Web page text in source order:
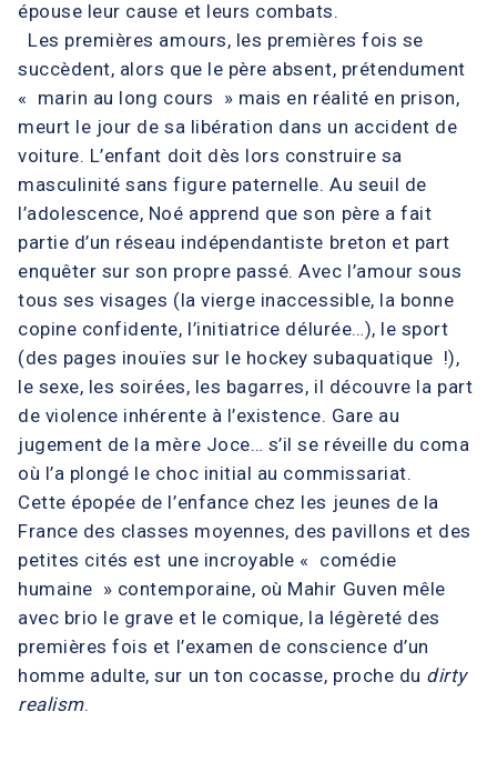
épouse leur cause et leurs combats.
Les premières amours, les premières fois se
succèdent, alors que le père absent, prétendument
« marin au long cours » mais en réalité en prison,
meurt le jour de sa libération dans un accident de
voiture. L’enfant doit dès lors construire sa
masculinité sans figure paternelle. Au seuil de
l’adolescence, Noé apprend que son père a fait
partie d’un réseau indépendantiste breton et part
enquêter sur son propre passé. Avec l’amour sous
tous ses visages (la vierge inaccessible, la bonne
copine confidente, l’initiatrice délurée…), le sport
(des pages inouïes sur le hockey subaquatique !),
le sexe, les soirées, les bagarres, il découvre la part
de violence inhérente à l’existence. Gare au
jugement de la mère Joce… s’il se réveille du coma
où l’a plongé le choc initial au commissariat.
Cette épopée de l’enfance chez les jeunes de la
France des classes moyennes, des pavillons et des
petites cités est une incroyable « comédie
humaine » contemporaine, où Mahir Guven mêle
avec brio le grave et le comique, la légèreté des
premières fois et l’examen de conscience d’un
homme adulte, sur un ton cocasse, proche du dirty
realism.